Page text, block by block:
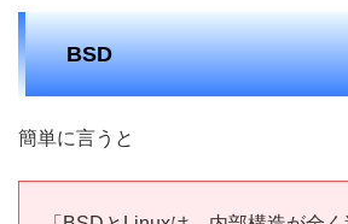
BSD
簡単に言うと